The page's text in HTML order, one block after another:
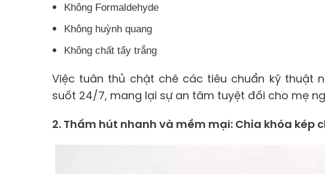
Không Formaldehyde
Không huỳnh quang
Không chất tẩy trắng
Việc tuân thủ chặt chẽ các tiêu chuẩn kỹ thuật
suốt 24/7, mang lại sự an tâm tuyệt đối cho mẹ
2. Thấm hút nhanh và mềm mại: Chìa khóa kép